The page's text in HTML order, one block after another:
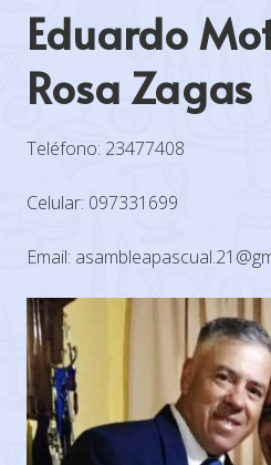
Eduardo
Rosa Zagas
Teléfono: 23477408
Celular: 097331699
Email: